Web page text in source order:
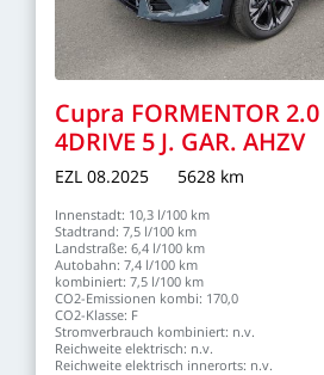
Cupra FORMENTOR2.0
4DRIVE 5 J. GAR. AHZV
EZL 08.2025 5628 km
Innenstadt: 10,3 l/100 km
Stadtrand: 7,5 l/100 km
Landstraße: 6,4 l/100 km
Autobahn: 7,4 l/100 km
kombiniert: 7,5 l/100 km
CO2-Emissionen kombi: 170,0
CO2-Klasse: F
Stromverbrauch kombiniert: n.v.
Reichweite elektrisch: n.v.
Reichweite elektrisch innerorts: n.v.